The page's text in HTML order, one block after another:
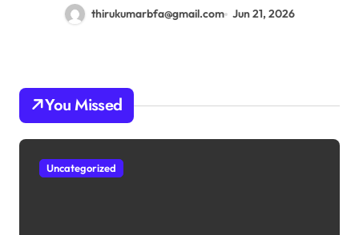
thirukumarbfa@gmail.com Jun 21, 2026
You Missed
Uncategorized